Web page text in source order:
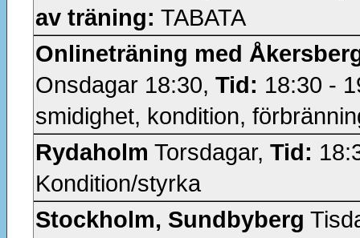
av träning: TABATA
Onlineträning med
Onsdagar 18:30, Tid: 18:30 -
smidighet, kondition,
Rydaholm Torsdagar, Tid:
Kondition/styrka
Stockholm, Sundbyberg